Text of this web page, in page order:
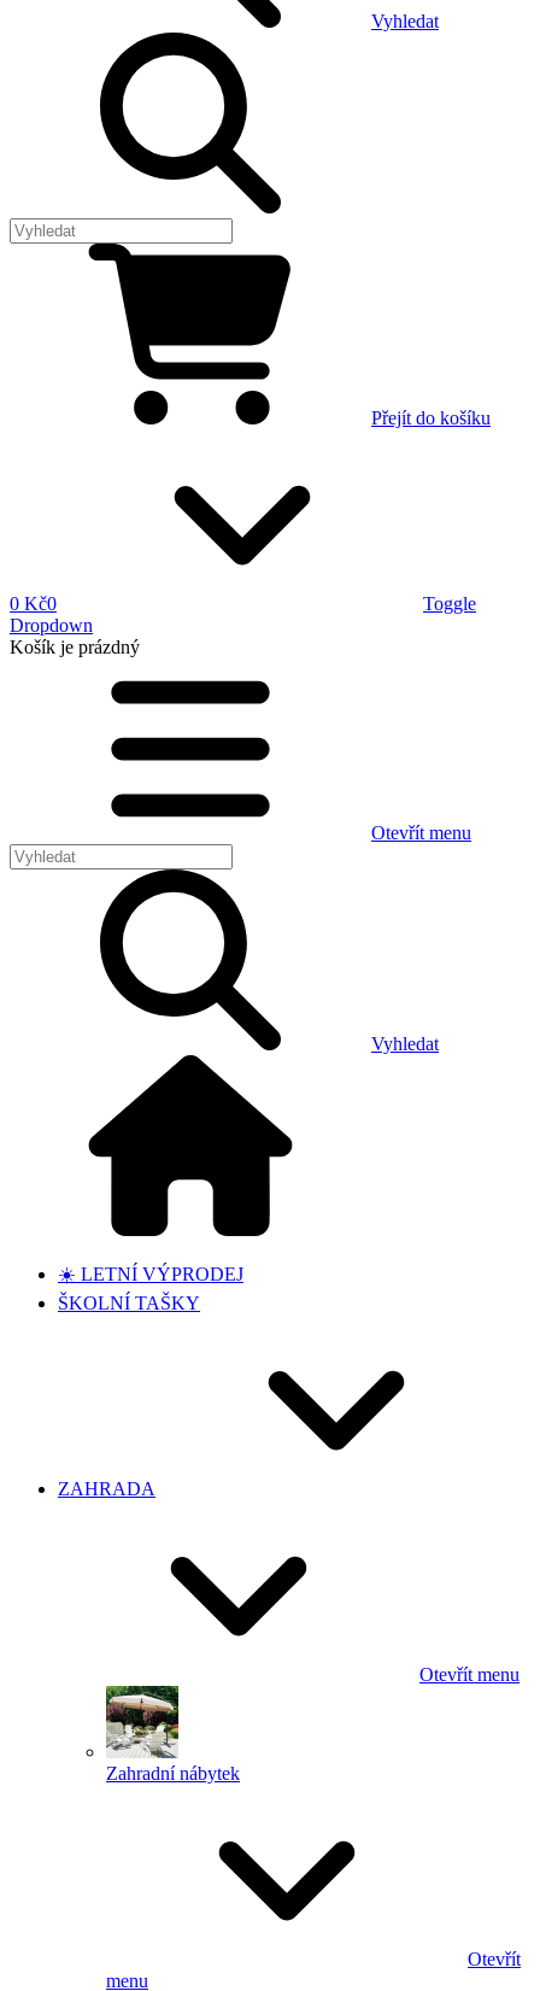
Vyhledat
Přejít do košíku
0 Kč0
Toggle
Dropdown
Košík je prázdný
Otevřít menu
Vyhledat
☀️ LETNÍ VÝPRODEJ
ŠKOLNÍ TAŠKY
ZAHRADA
Otevřít menu
Zahradní nábytek
Otevřít
menu